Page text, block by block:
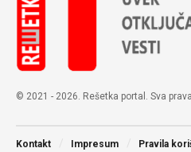
© 2021 - 2026. Rešetka portal. Sva
Kontakt Impresum Pravila